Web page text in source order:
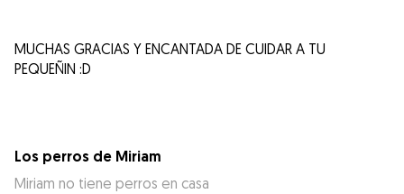
MUCHAS GRACIAS Y ENCANTADA DE CUIDAR A TU
PEQUEÑIN :D
Los perros de Miriam
Miriam no tiene perros en casa